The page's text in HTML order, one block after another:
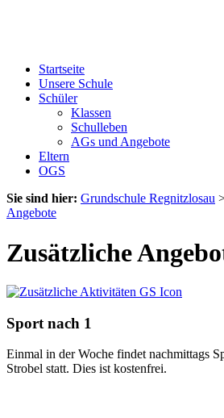
Startseite
Unsere Schule
Schüler
Klassen
Schulleben
AGs und Angebote
Eltern
OGS
Sie sind hier: Grundschule Regnitzlosau
Angebote
Zusätzliche
Sport nach 1
Einmal in der Woche findet nachmittags
Strobel statt. Dies ist kostenfrei.